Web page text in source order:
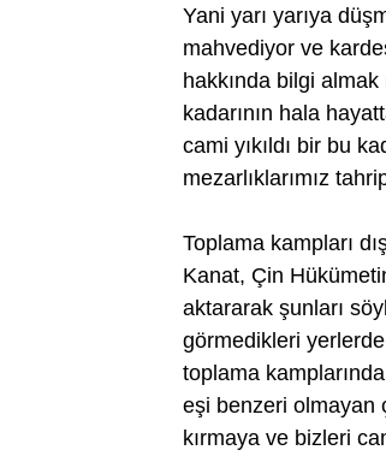
Yani yarı yarıya
mahvediyor ve
hakkında bilgi
kadarının hala
cami yıkıldı bir bu
mezarlıklarımız
Toplama kampları
Kanat, Çin
aktararak şunları
görmedikleri
toplama
eşi benzeri olmayan
kırmaya ve bizleri